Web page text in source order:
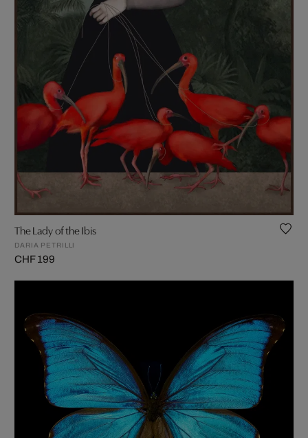
The Lady of the Ibis
DARIA PETRILLI
CHF 199